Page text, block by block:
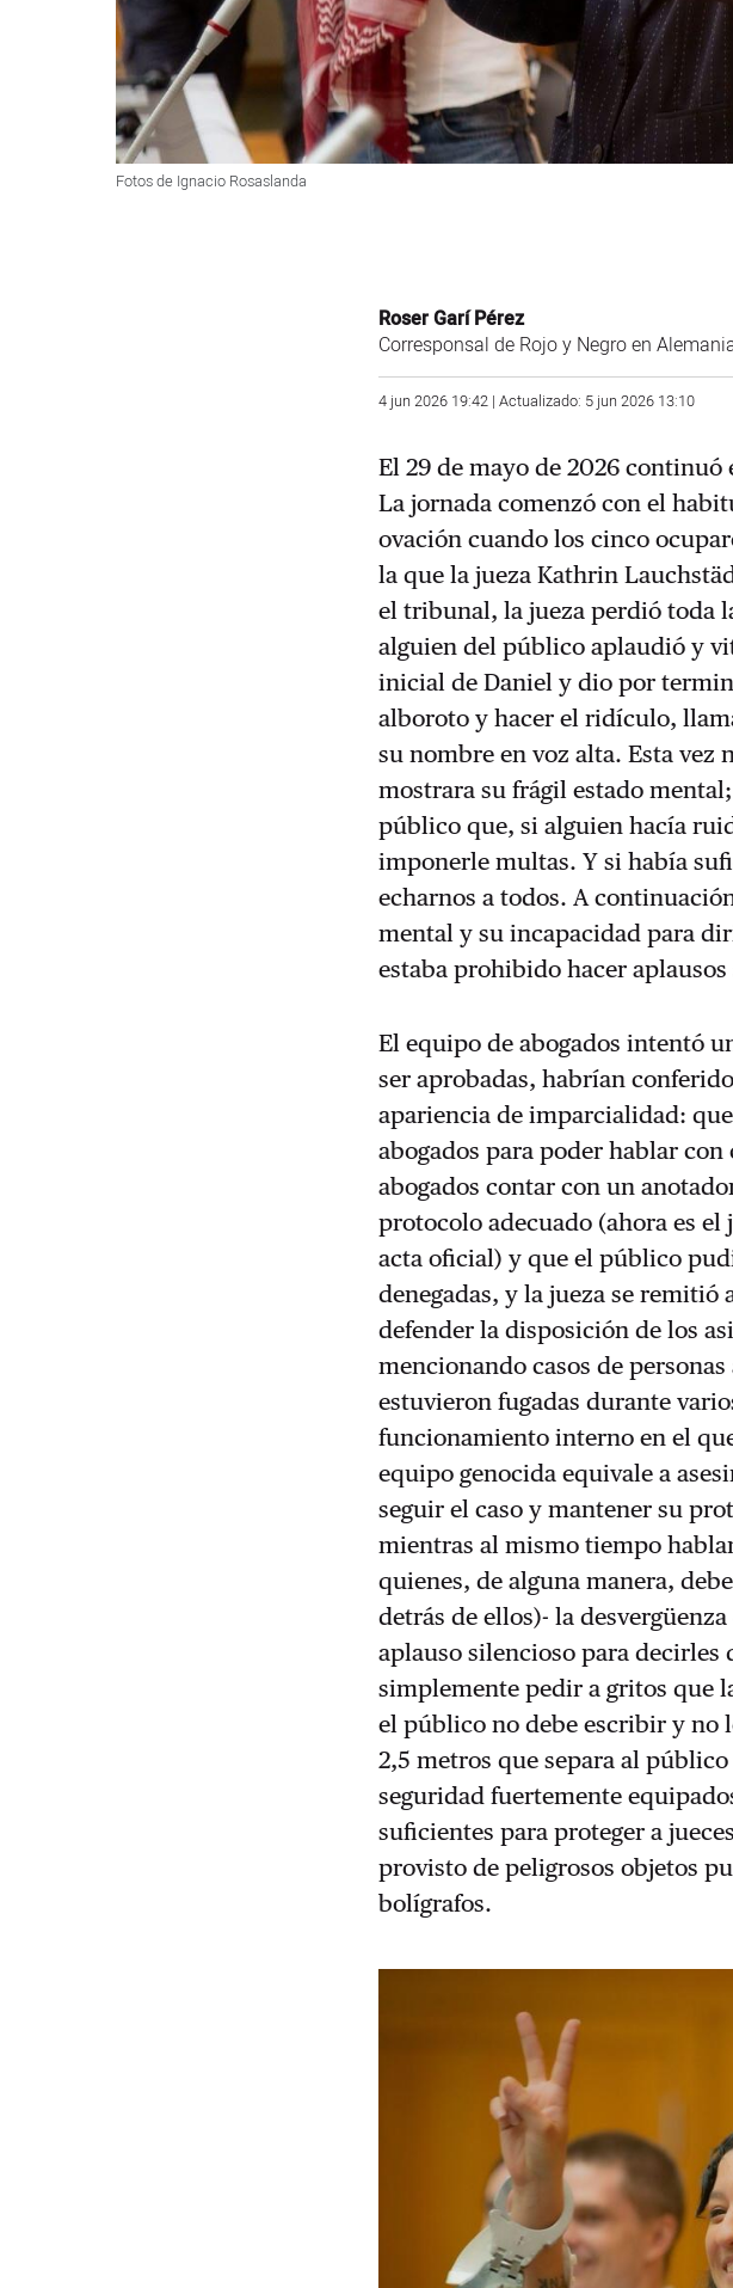
Fotos de Ignacio Rosaslanda
Roser Garí Pérez
Corresponsal de Rojo y Negro en
4 jun 2026 19:42 | Actualizado: 5 jun 2026 13:10
El 29 de mayo de 2026
La jornada comenzó con el
ovación cuando los cinco
la que la jueza Kathrin
el tribunal, la jueza perdió toda
alguien del público aplaudió y
inicial de Daniel y dio por
alboroto y hacer el ridículo,
su nombre en voz alta. Esta vez
mostrara su frágil estado
público que, si alguien hacía
imponerle multas. Y si había
echarnos a todos. A
mental y su incapacidad para
estaba prohibido hacer
El equipo de abogados intentó
ser aprobadas, habrían
apariencia de imparcialidad:
abogados para poder hablar
abogados contar con un
protocolo adecuado (ahora es
acta oficial) y que el público
denegadas, y la jueza se
defender la disposición de los
mencionando casos de
estuvieron fugadas durante
funcionamiento interno en el
equipo genocida equivale a
seguir el caso y mantener su
mientras al mismo tiempo
quienes, de alguna manera,
detrás de ellos)- la
aplauso silencioso para decirles
simplemente pedir a gritos que
el público no debe escribir y no
2,5 metros que separa al
seguridad fuertemente
suficientes para proteger a
provisto de peligrosos objetos
bolígrafos.